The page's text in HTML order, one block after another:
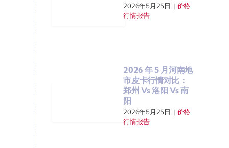
2026年5月25日 | 价格
行情报告
2026 年 5 月河南地
市皮卡行情对比：
郑州 Vs 洛阳 Vs 南
阳
2026年5月25日 | 价格
行情报告